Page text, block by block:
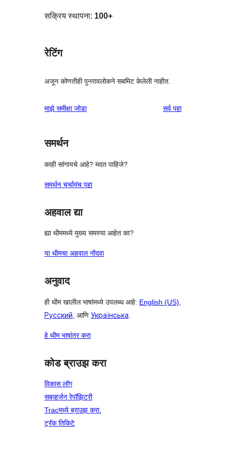
सक्रिय स्थापना: 100+
रेटिंग
अजून कोणतीही पुनरावलोकने सबमिट केलेली नाहीत.
माझे समीक्षा जोडा सर्वपुनरावलोकने
पहा
समर्थन
काही सांगायचे आहे? मदत पाहिजे?
समर्थन चर्चामंच पहा
अहवाल द्या
ह्या थीममध्ये मुख्य समस्या आहेत का?
या थीमचा अहवाल नोंदवा
अनुवाद
ही थीम खालील भाषांमध्ये उपलब्ध आहे: English (US)
Русский , आणि Українська
हे थीम भाषांतर करा
कोड ब्राउझ करा
विकास लॉग
सबव्हर्जन रेपॉझिटरी
Tracमध्ये ब्राउझ करा.
ट्रॅक तिकिटे